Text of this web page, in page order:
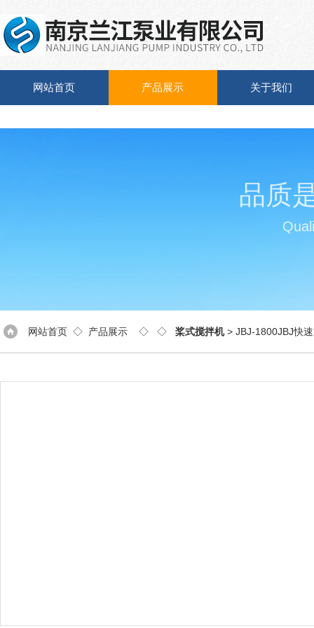
网站首页 产品展示 关于我们
品质
网站首页 ◇ 产品展示 ◇ ◇ 桨式搅拌机> JBJ-1800JBJ快